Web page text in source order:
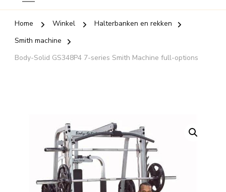
Home Winkel
Halterbanken en rekken
Smith machine
Body-Solid GS348P4 7-series Smith Machine full-options